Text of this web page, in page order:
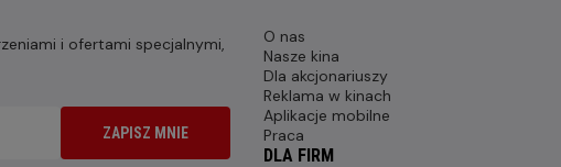
i ofertami specjalnymi,
ZAPISZ MNIE
O nas
Nasze kina
Dla akcjonariuszy
Reklama w kinach
Aplikacje mobilne
Praca
DLA FIRM